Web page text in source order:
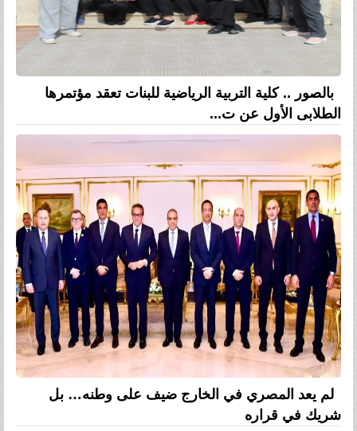
بالصور .. كلية التربية الرياضية للبنات تعقد مؤتمرها
الطلابى الأول عن ت...
لم يعد المصري في الخارج ضيف على وطنه… بل
شريك في قراره